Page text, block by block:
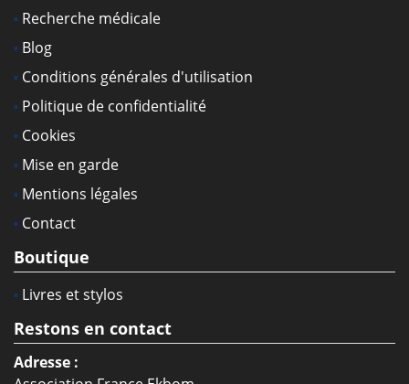
Recherche médicale
Blog
Conditions générales d'utilisation
Politique de confidentialité
Cookies
Mise en garde
Mentions légales
Contact
Boutique
Livres et stylos
Restons en contact
Adresse :